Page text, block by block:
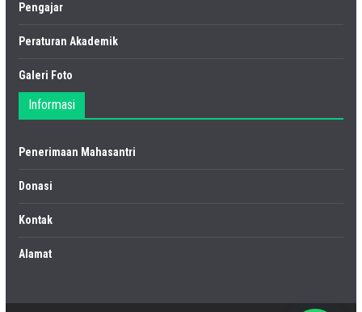
Pengajar
Peraturan Akademik
Galeri Foto
Informasi
Penerimaan Mahasantri
Donasi
Kontak
Alamat